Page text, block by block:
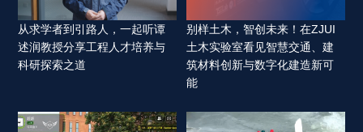
从求学者到引路人，一起听谭
述润教授分享工程人才培养与
科研探索之道
别样土木，智创未来！在ZJUI
土木实验室看见智慧交通、建
筑材料创新与数字化建造新可
能